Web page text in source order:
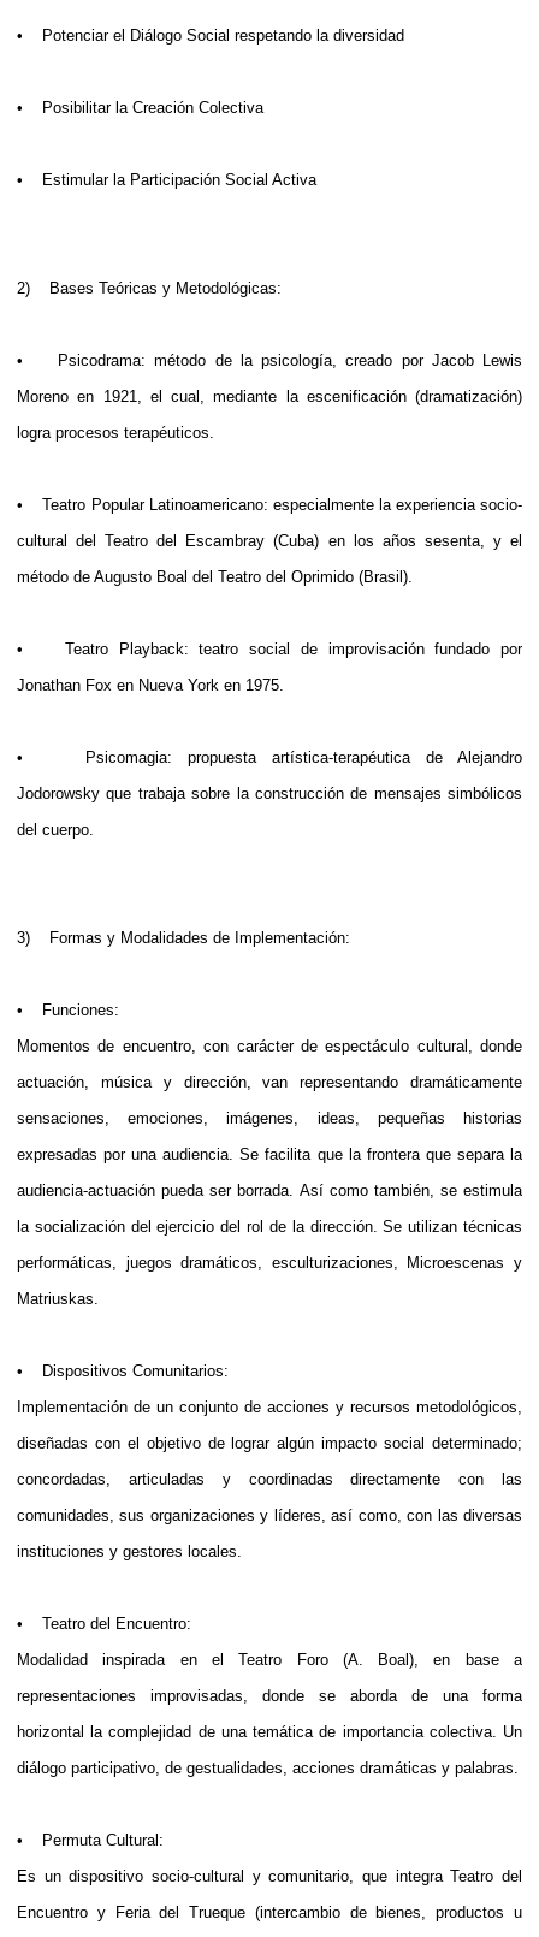
• Potenciar el Diálogo Social respetando la diversidad
• Posibilitar la Creación Colectiva
• Estimular la Participación Social Activa
2) Bases Teóricas y Metodológicas:
• Psicodrama: método de la psicología, creado por Jacob Lewis
Moreno en 1921, el cual, mediante la escenificación (dramatización)
logra procesos terapéuticos.
• Teatro Popular Latinoamericano: especialmente la experiencia socio-
cultural del Teatro del Escambray (Cuba) en los años sesenta, y el
método de Augusto Boal del Teatro del Oprimido (Brasil).
• Teatro Playback: teatro social de improvisación fundado por
Jonathan Fox en Nueva York en 1975.
• Psicomagia: propuesta artística-terapéutica de Alejandro
Jodorowsky que trabaja sobre la construcción de mensajes simbólicos
del cuerpo.
3) Formas y Modalidades de Implementación:
• Funciones:
Momentos de encuentro, con carácter de espectáculo cultural, donde
actuación, música y dirección, van representando dramáticamente
sensaciones, emociones, imágenes, ideas, pequeñas historias
expresadas por una audiencia. Se facilita que la frontera que separa la
audiencia-actuación pueda ser borrada. Así como también, se estimula
la socialización del ejercicio del rol de la dirección. Se utilizan técnicas
performáticas, juegos dramáticos, esculturizaciones, Microescenas y
Matriuskas.
• Dispositivos Comunitarios:
Implementación de un conjunto de acciones y recursos metodológicos,
diseñadas con el objetivo de lograr algún impacto social determinado;
concordadas, articuladas y coordinadas directamente con las
comunidades, sus organizaciones y líderes, así como, con las diversas
instituciones y gestores locales.
• Teatro del Encuentro:
Modalidad inspirada en el Teatro Foro (A. Boal), en base a
representaciones improvisadas, donde se aborda de una forma
horizontal la complejidad de una temática de importancia colectiva. Un
diálogo participativo, de gestualidades, acciones dramáticas y palabras.
• Permuta Cultural:
Es un dispositivo socio-cultural y comunitario, que integra Teatro del
Encuentro y Feria del Trueque (intercambio de bienes, productos u